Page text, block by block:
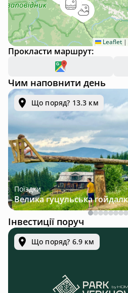
Leaflet |
Прокласти маршрут:
Чим наповнити день
Що поряд? 13.3 км
Поїздки
Інвестиції поруч
Що поряд? 6.9 км